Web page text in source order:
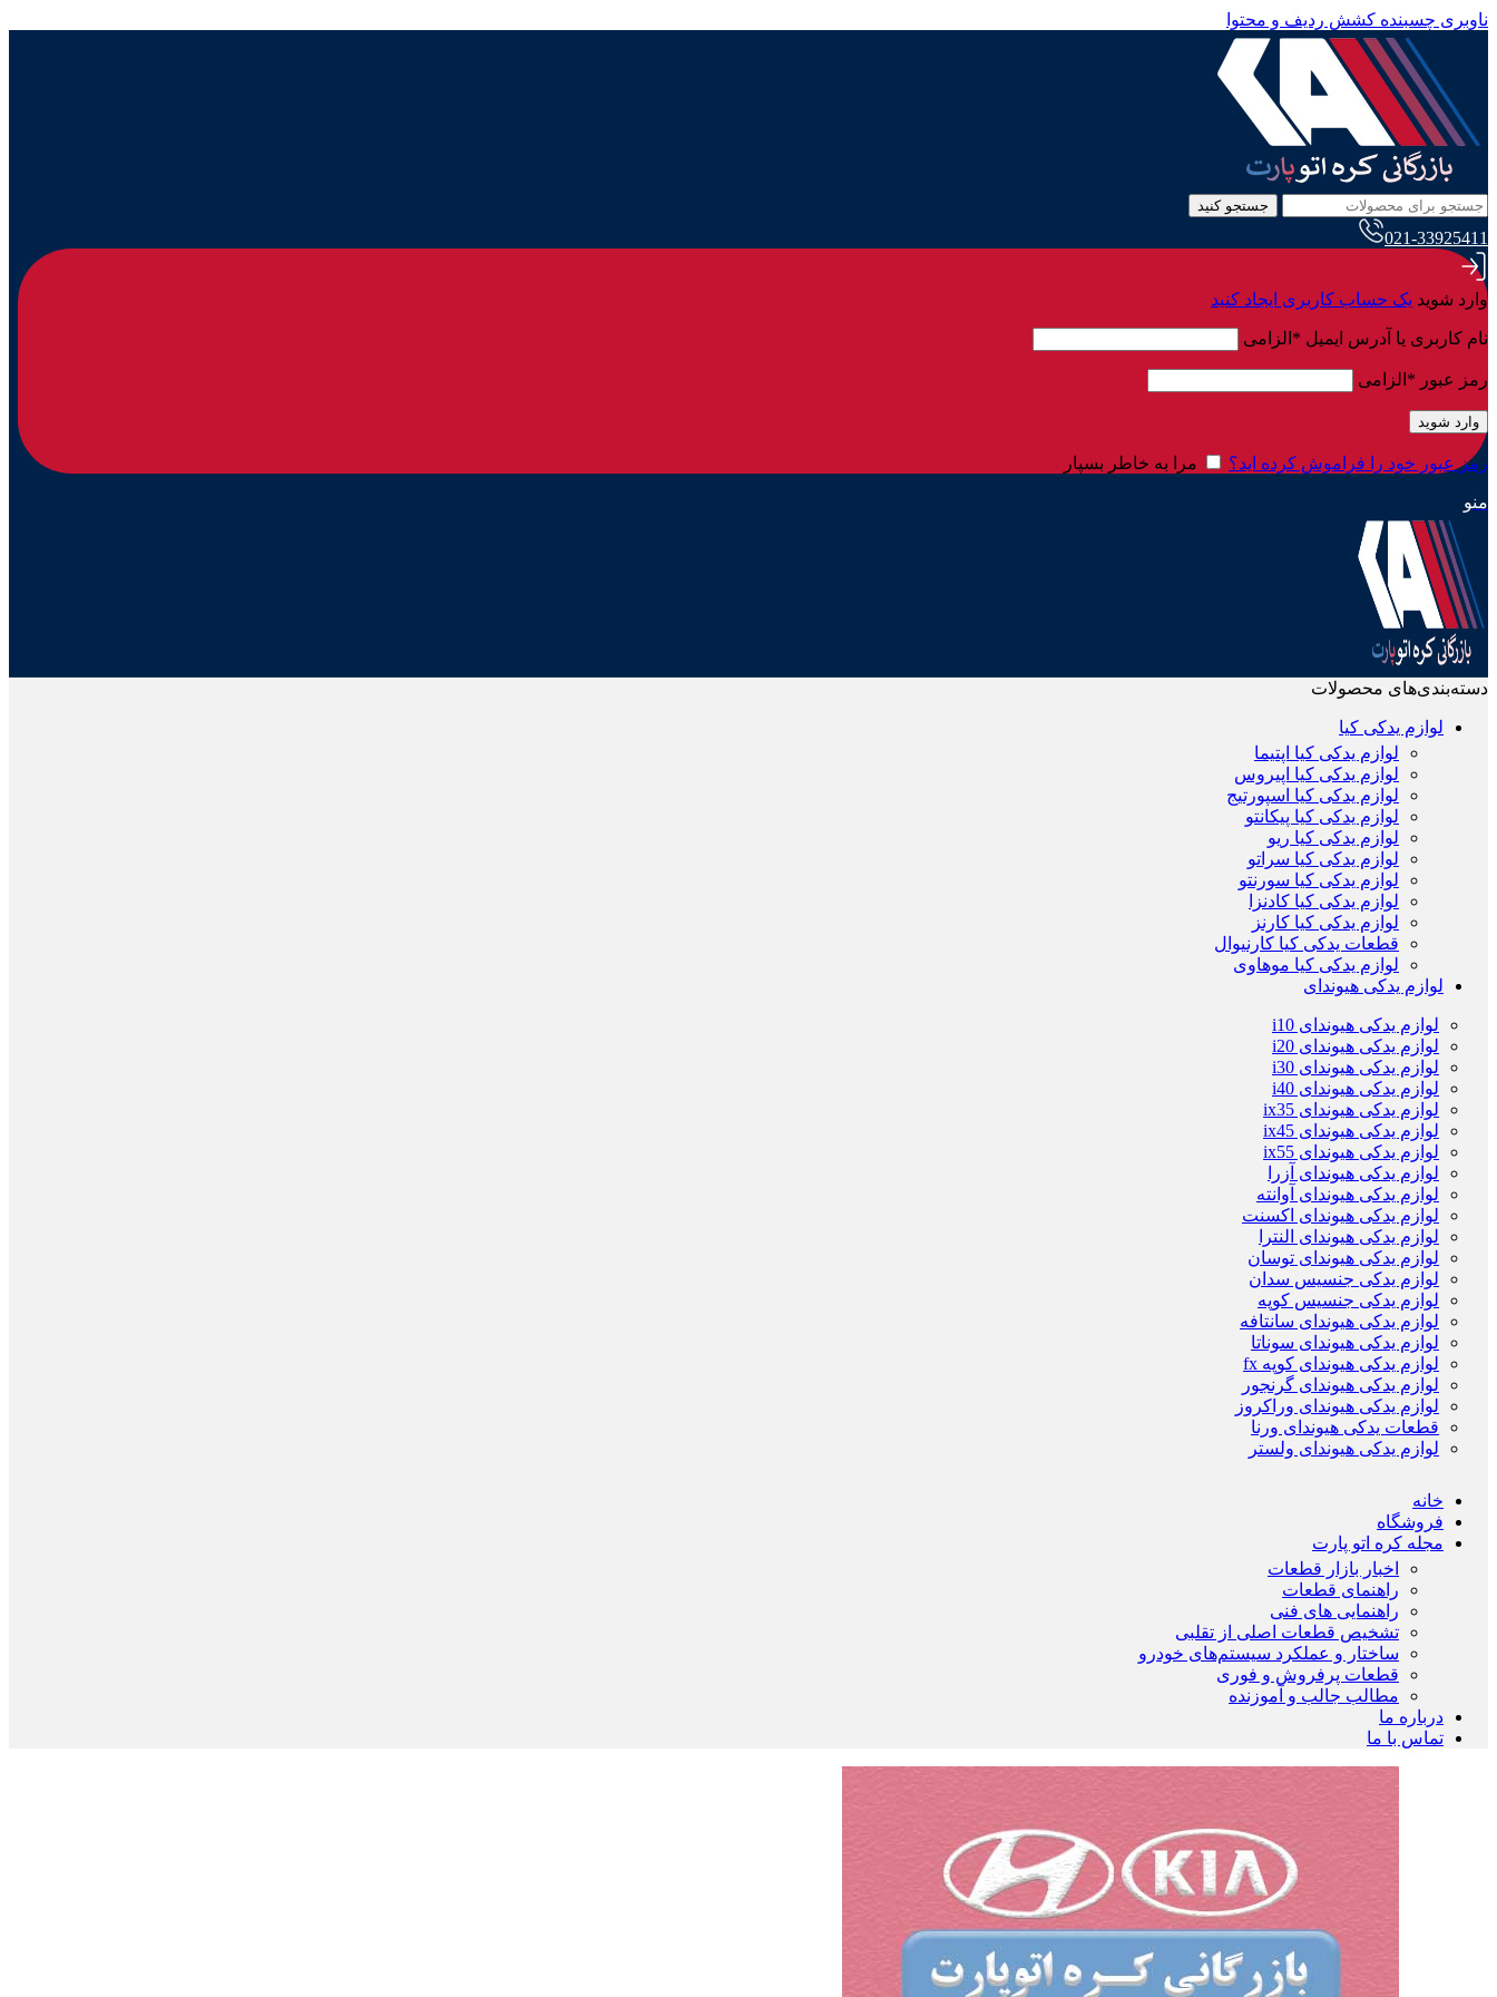
ناوبری چسبنده کشش ردیف و محتوا
جستجو کنید
021-33925411
وارد شوید یک حساب کاربری ایجاد کنید
نام کاربری یا آدرس ایمیل * الزامی
رمز عبور * الزامی
وارد شوید
رمز عبور خود را فراموش کرده اید؟ مرا به خاطر بسپار
منو
دسته‌بندی‌های محصولات
لوازم یدکی کیا
لوازم یدکی کیا اپتیما
لوازم یدکی کیا اپیروس
لوازم یدکی کیا اسپورتیج
لوازم یدکی کیا پیکانتو
لوازم یدکی کیا ریو
لوازم یدکی کیا سراتو
لوازم یدکی کیا سورنتو
لوازم یدکی کیا کادنزا
لوازم یدکی کیا کارنز
قطعات یدکی کیا کارنیوال
لوازم یدکی کیا موهاوی
لوازم یدکی هیوندای
لوازم یدکی هیوندای i10
لوازم یدکی هیوندای i20
لوازم یدکی هیوندای i30
لوازم یدکی هیوندای i40
لوازم یدکی هیوندای ix35
لوازم یدکی هیوندای ix45
لوازم یدکی هیوندای ix55
لوازم یدکی هیوندای آزرا
لوازم یدکی هیوندای آوانته
لوازم یدکی هیوندای اکسنت
لوازم یدکی هیوندای النترا
لوازم یدکی هیوندای توسان
لوازم یدکی جنسیس سدان
لوازم یدکی جنسیس کوپه
لوازم یدکی هیوندای سانتافه
لوازم یدکی هیوندای سوناتا
لوازم یدکی هیوندای کوپه fx
لوازم یدکی هیوندای گرنجور
لوازم یدکی هیوندای وراکروز
قطعات یدکی هیوندای ورنا
لوازم یدکی هیوندای ولستر
خانه
فروشگاه
مجله کره اتو پارت
اخبار بازار قطعات
راهنمای قطعات
راهنمایی های فنی
تشخیص قطعات اصلی از تقلبی
ساختار و عملکرد سیستم‌های خودرو
قطعات پرفروش و فوری
مطالب جالب و آموزنده
درباره ما
تماس با ما